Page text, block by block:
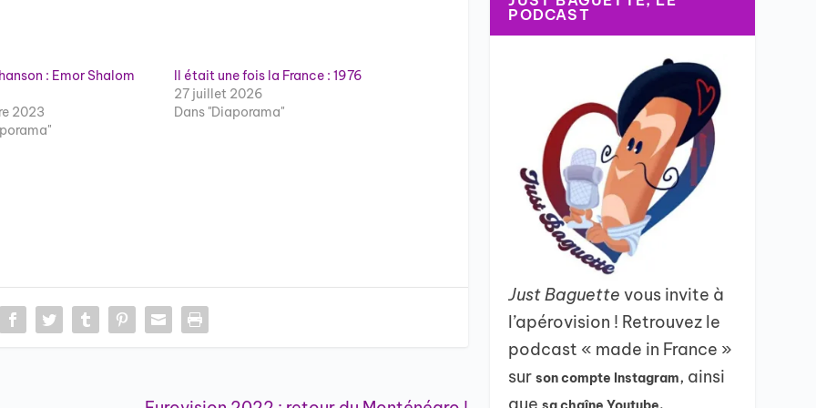
: Emor Shalom
2023
Il était une fois la France : 1976
27 juillet 2026
Dans "Diaporama"
PODCAST
Just Baguettevous invite à
l’apérovision ! Retrouvez le
podcast « made in France »
surson compte Instagram, ainsi